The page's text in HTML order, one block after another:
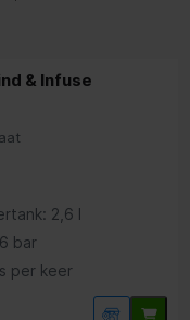
& Infuse
2,6 l
bar
per keer